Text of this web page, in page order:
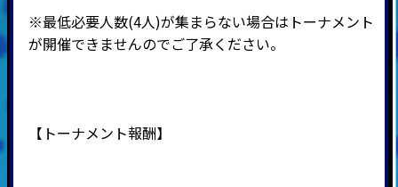
※最低必要人数(4人)が集まらない場合はトーナメント
が開催できませんのでご了承ください。
【トーナメント報酬】